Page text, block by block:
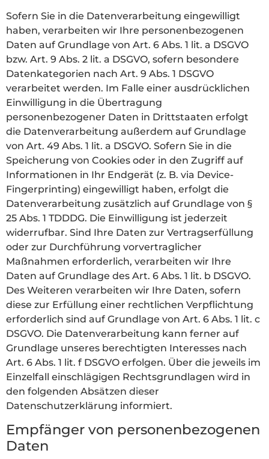
Sofern Sie in die Datenverarbeitung eingewilligt
haben, verarbeiten wir Ihre personenbezogenen
Daten auf Grundlage von Art. 6 Abs. 1 lit. a DSGVO
bzw. Art. 9 Abs. 2 lit. a DSGVO, sofern besondere
Datenkategorien nach Art. 9 Abs. 1 DSGVO
verarbeitet werden. Im Falle einer ausdrücklichen
Einwilligung in die Übertragung
personenbezogener Daten in Drittstaaten erfolgt
die Datenverarbeitung außerdem auf Grundlage
von Art. 49 Abs. 1 lit. a DSGVO. Sofern Sie in die
Speicherung von Cookies oder in den Zugriff auf
Informationen in Ihr Endgerät (z. B. via Device-
Fingerprinting) eingewilligt haben, erfolgt die
Datenverarbeitung zusätzlich auf Grundlage von §
25 Abs. 1 TDDDG. Die Einwilligung ist jederzeit
widerrufbar. Sind Ihre Daten zur Vertragserfüllung
oder zur Durchführung vorvertraglicher
Maßnahmen erforderlich, verarbeiten wir Ihre
Daten auf Grundlage des Art. 6 Abs. 1 lit. b DSGVO.
Des Weiteren verarbeiten wir Ihre Daten, sofern
diese zur Erfüllung einer rechtlichen Verpflichtung
erforderlich sind auf Grundlage von Art. 6 Abs. 1 lit. c
DSGVO. Die Datenverarbeitung kann ferner auf
Grundlage unseres berechtigten Interesses nach
Art. 6 Abs. 1 lit. f DSGVO erfolgen. Über die jeweils im
Einzelfall einschlägigen Rechtsgrundlagen wird in
den folgenden Absätzen dieser
Datenschutzerklärung informiert.
Empfänger von personenbezogenen
Daten